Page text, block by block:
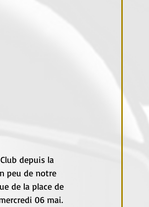
depuis la
peu de notre
de la place de
06 mai.